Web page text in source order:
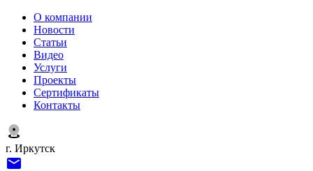
О компании
Новости
Статьи
Видео
Услуги
Проекты
Сертификаты
Контакты
г. Иркутск